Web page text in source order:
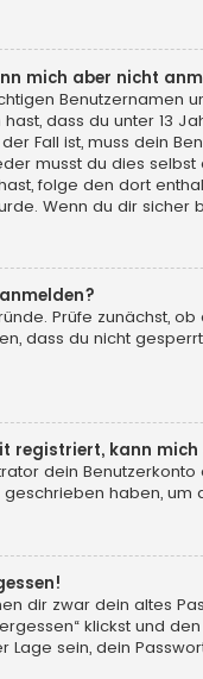
mich aber nicht
Benutzernamen
dass du unter 13
Fall ist, muss dein
musst du dies
folge den dort
Wenn du dir
Prüfe zunächst,
dass du nicht
registriert, kann
dein
haben,
dir zwar dein altes
klickst und
Lage sein, dein